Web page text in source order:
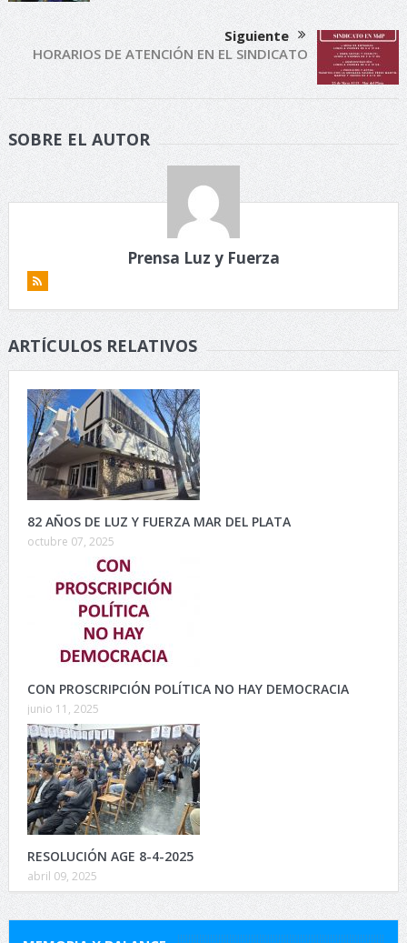
Siguiente
HORARIOS DE ATENCIÓN EN EL SINDICATO
SOBRE EL AUTOR
Prensa Luz y Fuerza
ARTÍCULOS RELATIVOS
82 AÑOS DE LUZ Y FUERZA MAR DEL PLATA
octubre 07, 2025
CON PROSCRIPCIÓN POLÍTICA NO HAY DEMOCRACIA
junio 11, 2025
RESOLUCIÓN AGE 8-4-2025
abril 09, 2025